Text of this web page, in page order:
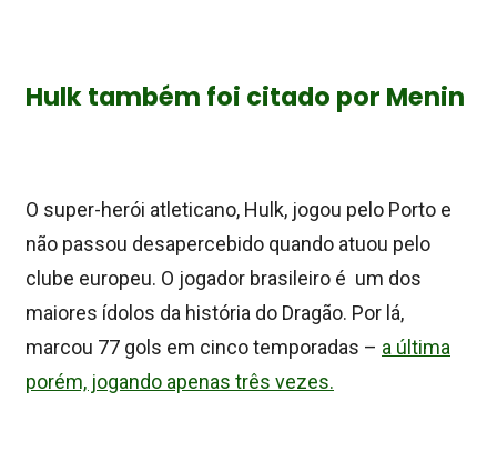
Hulk também foi citado por Menin
O super-herói atleticano, Hulk, jogou pelo Porto e
não passou desapercebido quando atuou pelo
clube europeu. O jogador brasileiro é um dos
maiores ídolos da história do Dragão. Por lá,
marcou 77 gols em cinco temporadas – a última
porém, jogando apenas três vezes.